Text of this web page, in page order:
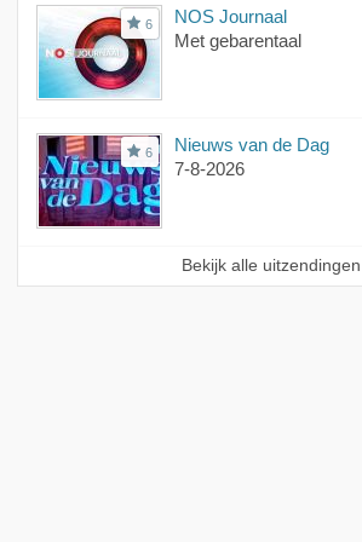
6
NOS Journaal
Met gebarentaal
6
Nieuws van de Dag
7-8-2026
Bekijk alle uitzendingen